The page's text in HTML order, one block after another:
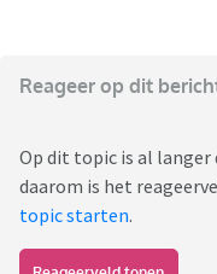
Reageer op dit
Op dit topic is al langer
daarom is het
topic starten.